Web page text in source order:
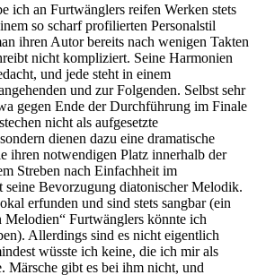
ich an Furtwänglers reifen Werken stets
so scharf profilierten Personalstil
ihren Autor bereits nach wenigen Takten
nicht kompliziert. Seine Harmonien
und jede steht in einem
und zur Folgenden. Selbst sehr
gegen Ende der Durchführung im Finale
nicht als aufgesetzte
dienen dazu eine dramatische
ihren notwendigen Platz innerhalb der
Streben nach Einfachheit im
seine Bevorzugung diatonischer Melodik.
erfunden und sind stets sangbar (ein
Melodien“ Furtwänglers könnte ich
Allerdings sind es nicht eigentlich
wüsste ich keine, die ich mir als
Märsche gibt es bei ihm nicht, und